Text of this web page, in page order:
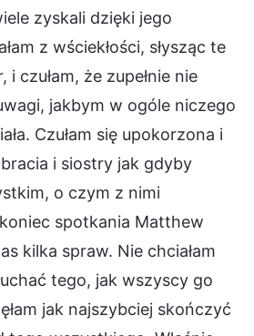
zyskali dzięki jego
z wściekłości, słysząc te
i czułam, że zupełnie nie
jakbym w ogóle niczego
Czułam się upokorzona i
i siostry jak gdyby
o czym z nimi
spotkania Matthew
kilka spraw. Nie chciałam
tego, jak wszyscy go
jak najszybciej skończyć